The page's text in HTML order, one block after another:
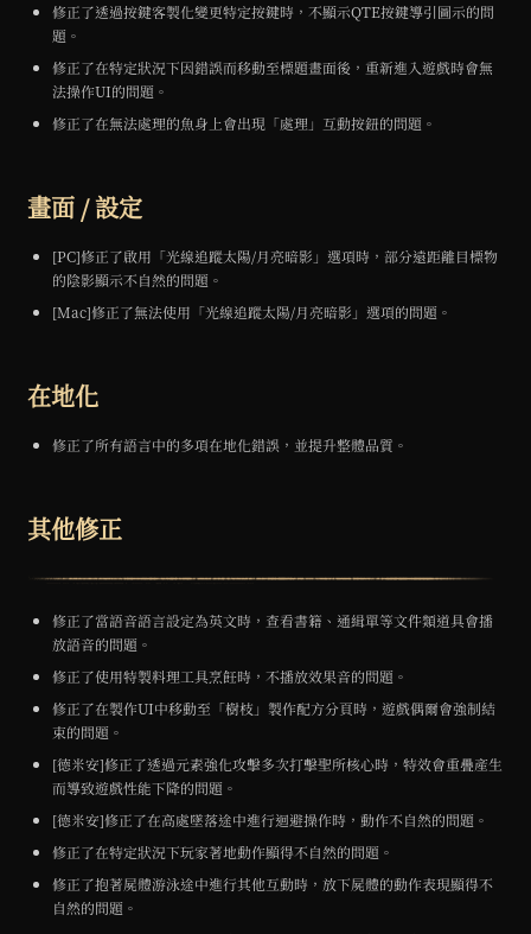
修正了透過按鍵客製化變更特定按鍵時，不顯示QTE按鍵導引圖示的問
題。
修正了在特定狀況下因錯誤而移動至標題畫面後，重新進入遊戲時會無
法操作UI的問題。
修正了在無法處理的魚身上會出現「處理」互動按鈕的問題。
畫面 / 設定
[PC]修正了啟用「光線追蹤太陽/月亮暗影」選項時，部分遠距離目標物
的陰影顯示不自然的問題。
[Mac]修正了無法使用「光線追蹤太陽/月亮暗影」選項的問題。
在地化
修正了所有語言中的多項在地化錯誤，並提升整體品質。
其他修正
修正了當語音語言設定為英文時，查看書籍、通緝單等文件類道具會播
放語音的問題。
修正了使用特製料理工具烹飪時，不播放效果音的問題。
修正了在製作UI中移動至「樹枝」製作配方分頁時，遊戲偶爾會強制結
束的問題。
[德米安]修正了透過元素強化攻擊多次打擊聖所核心時，特效會重疊產生
而導致遊戲性能下降的問題。
[德米安]修正了在高處墜落途中進行迴避操作時，動作不自然的問題。
修正了在特定狀況下玩家著地動作顯得不自然的問題。
修正了抱著屍體游泳途中進行其他互動時，放下屍體的動作表現顯得不
自然的問題。